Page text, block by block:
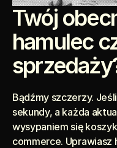
Twój
hamulec
Bądźmy szczerzy.
sekundy, a każda
wysypaniem się
commerce. Uprawiasz